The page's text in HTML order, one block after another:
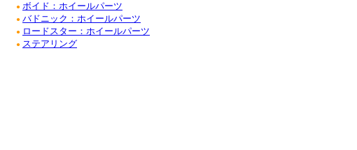
● ボイド：ホイールパーツ
● バドニック：ホイールパーツ
● ロードスター：ホイールパーツ
● ステアリング